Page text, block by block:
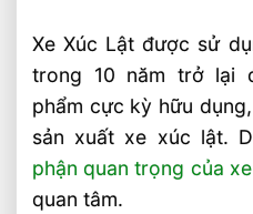
Xe Xúc Lật được sử
trong 10 năm trở lại
phẩm cực kỳ hữu
sản xuất xe xúc lật.
phận quan trọng của
quan tâm.